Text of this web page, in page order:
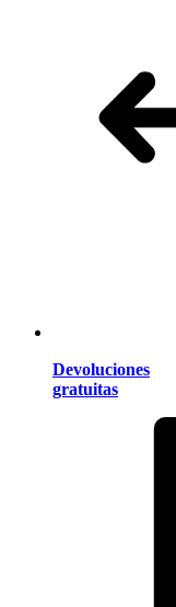
Devoluciones
gratuitas